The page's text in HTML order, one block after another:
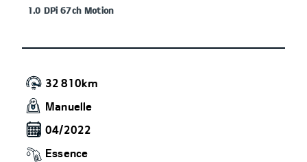
1.0 DPi 67ch Motion
32 810km
Manuelle
04/2022
Essence